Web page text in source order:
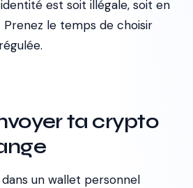
est soit illégale, soit en
Prenez le temps de choisir
ta crypto
un wallet personnel